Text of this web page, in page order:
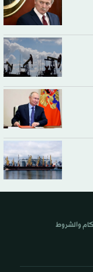
والشروط